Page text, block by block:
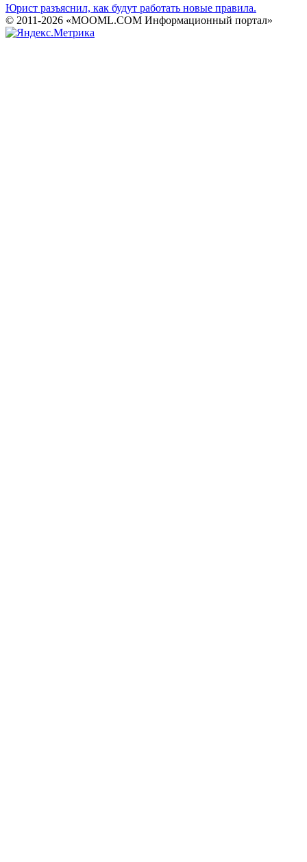
Юрист разъяснил, как будут работать новые правила.
© 2011-2026 «MOOML.COM Информационный портал»